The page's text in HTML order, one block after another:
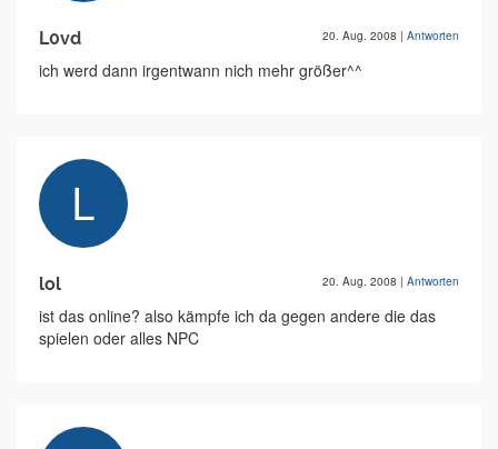
L0vd 20. Aug. 2008 | Antworten
ich werd dann irgentwann nich mehr größer^^
lol 20. Aug. 2008 | Antworten
ist das online? also kämpfe ich da gegen andere die das
spielen oder alles NPC